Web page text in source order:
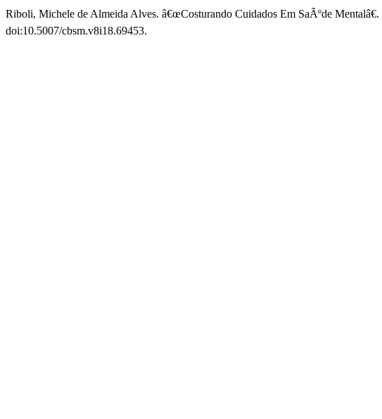
Riboli, Michele de Almeida Alves. â€œCosturando Cuidados Em SaÃºde Mentalâ€.
doi:10.5007/cbsm.v8i18.69453.